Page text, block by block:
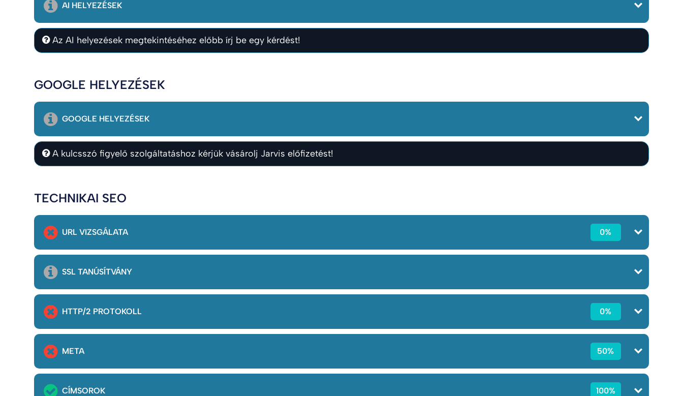
AI HELYEZÉSEK
Az AI helyezések megtekintéséhez előbb írj be egy kérdést!
GOOGLE HELYEZÉSEK
GOOGLE HELYEZÉSEK
A kulcsszó figyelő szolgáltatáshoz kérjük vásárolj Jarvis előfizetést!
TECHNIKAI SEO
URL VIZSGÁLATA 0%
SSL TANÚSÍTVÁNY
HTTP/2 PROTOKOLL 0%
META 50%
CÍMSOROK 100%